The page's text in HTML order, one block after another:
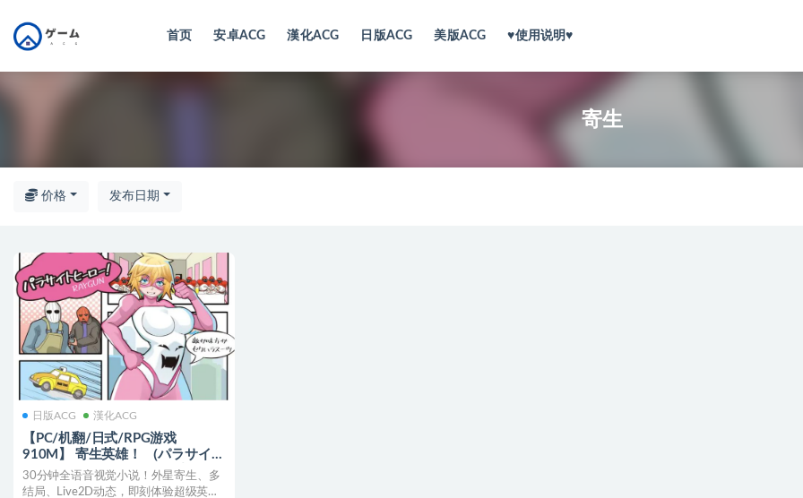
首页 安卓ACG 漢化ACG 日版ACG 美版ACG ♥使用说明♥
寄生
价格 发布日期
日版ACG 漢化ACG
【PC/机翻/日式/RPG游戏
910M】 寄生英雄！ （パラサイト
ヒーロー！） 机翻版+全回想存档
+日式RPG游戏+910M
30分钟全语音视觉小说！外星寄生、多
结局、Live2D动态，即刻体验超级英雄